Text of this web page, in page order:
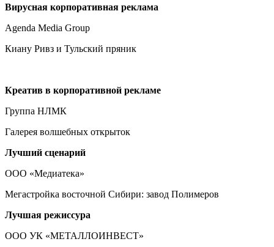
Вирусная корпоративная реклама
Agenda Media Group
Киану Ривз и Тульский пряник
Креатив в корпоративной рекламе
Группа НЛМК
Галерея волшебных открыток
Лучший сценарий
ООО «Медиатека»
Мегастройка восточной Сибири: завод Полимеров
Лучшая режиссура
ООО УК «МЕТАЛЛОИНВЕСТ»